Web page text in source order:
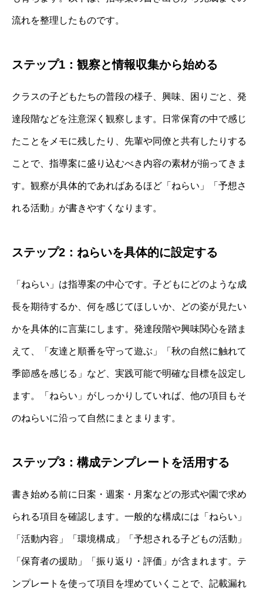
流れを整理したものです。
ステップ1：観察と情報収集から始める
クラスの子どもたちの普段の様子、興味、困りごと、発
達段階などを注意深く観察します。日常保育の中で感じ
たことをメモに残したり、先輩や同僚と共有したりする
ことで、指導案に盛り込むべき内容の素材が揃ってきま
す。観察が具体的であればあるほど「ねらい」「予想さ
れる活動」が書きやすくなります。
ステップ2：ねらいを具体的に設定する
「ねらい」は指導案の中心です。子どもにどのような成
長を期待するか、何を感じてほしいか、どの姿が見たい
かを具体的に言葉にします。発達段階や興味関心を踏ま
えて、「友達と順番を守って遊ぶ」「秋の自然に触れて
季節感を感じる」など、実践可能で明確な目標を設定し
ます。「ねらい」がしっかりしていれば、他の項目もそ
のねらいに沿って自然にまとまります。
ステップ3：構成テンプレートを活用する
書き始める前に日案・週案・月案などの形式や園で求め
られる項目を確認します。一般的な構成には「ねらい」
「活動内容」「環境構成」「予想される子どもの活動」
「保育者の援助」「振り返り・評価」が含まれます。テ
ンプレートを使って項目を埋めていくことで、記載漏れ